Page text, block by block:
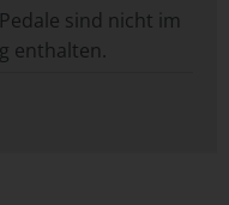
sind nicht im
enthalten.